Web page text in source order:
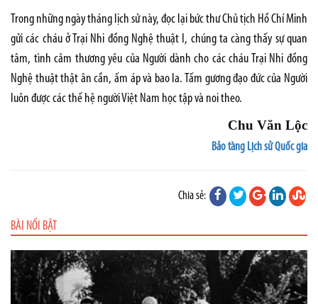
Trong những ngày tháng lịch sử này, đọc lại bức thư Chủ tịch Hồ Chí Minh
gửi các cháu ở Trại Nhi đồng Nghệ thuật I, chúng ta càng thấy sự quan
tâm, tình cảm thương yêu của Người dành cho các cháu Trại Nhi đồng
Nghệ thuật thật ân cần, ấm áp và bao la. Tấm gương đạo đức của Người
luôn được các thế hệ người Việt Nam học tập và noi theo.
Chu Văn Lộc
Bảo tàng Lịch sử Quốc gia
Chia sẻ:
BÀI NỔI BẬT